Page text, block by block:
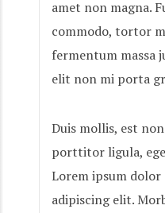
amet non magna.
commodo, tortor
fermentum massa
elit non mi porta
Duis mollis, est
porttitor ligula,
Lorem ipsum
adipiscing elit.